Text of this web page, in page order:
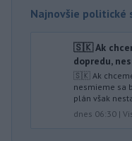
Najnovšie politické
🇸🇰 Ak
dopredu,
🇸🇰 Ak
nesmieme sa
plán však
dnes 06:30 |